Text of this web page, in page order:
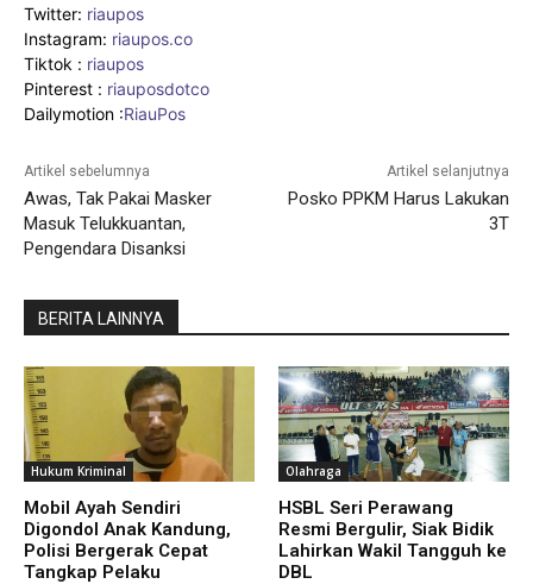
Twitter: riaupos
Instagram: riaupos.co
Tiktok : riaupos
Pinterest : riauposdotco
Dailymotion :RiauPos
Artikel sebelumnya
Awas, Tak Pakai Masker
Masuk Telukkuantan,
Pengendara Disanksi
Artikel selanjutnya
Posko PPKM Harus Lakukan
3T
BERITA LAINNYA
Hukum Kriminal
Mobil Ayah Sendiri
Digondol Anak Kandung,
Polisi Bergerak Cepat
Tangkap Pelaku
Olahraga
HSBL Seri Perawang
Resmi Bergulir, Siak Bidik
Lahirkan Wakil Tangguh ke
DBL